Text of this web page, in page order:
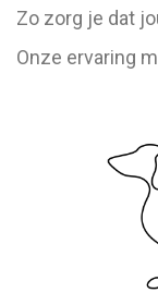
Zo zorg je dat
Onze ervaring